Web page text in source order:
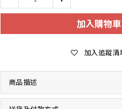
加入購物車
加入追蹤清
商品描述